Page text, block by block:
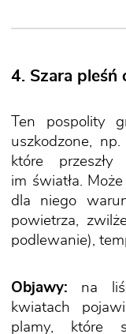
4. Szara pleśń
Ten pospolity
uszkodzone,
które
im światła.
dla niego
powietrza,
podlewanie),
Objawy: na
kwiatach
plamy, które